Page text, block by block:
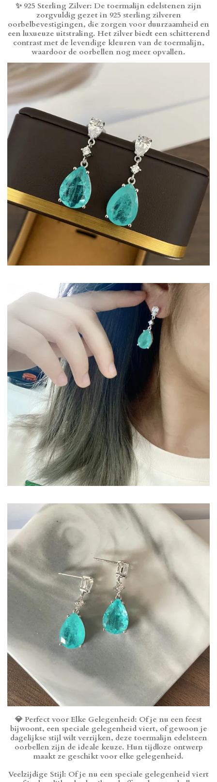
n
✨925 Sterling Zilver: De toermalijn edelstenen zijn
zorgvuldig gezet in 925 sterling zilveren
oorbelbevestigingen, die zorgen voor duurzaamheid en
een luxueuze uitstraling. Het zilver biedt een schitterend
contrast met de levendige kleuren van de toermalijn,
waardoor de oorbellen nog meer opvallen.
💎Perfect voor Elke Gelegenheid: Of je nu een feest
bijwoont, een speciale gelegenheid viert, of gewoon je
dagelijkse stijl wilt verrijken, deze toermalijn edelsteen
oorbellen zijn de ideale keuze. Hun tijdloze ontwerp
maakt ze geschikt voor elke gelegenheid.
Veelzijdige Stijl: Of je nu een speciale gelegenheid viert